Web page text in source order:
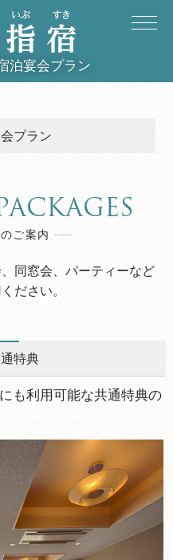
泊宴会プラン
プラン
ご案内
同窓会、パーティーなど
ださい。
特典
も利用可能な共通特典の